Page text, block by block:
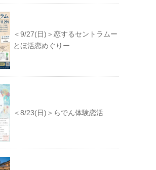
＜9/27(日)＞恋するセントラムー
とほ活恋めぐりー
＜8/23(日)＞らでん体験恋活